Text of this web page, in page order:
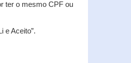
ter o mesmo CPF ou
e Aceito”.